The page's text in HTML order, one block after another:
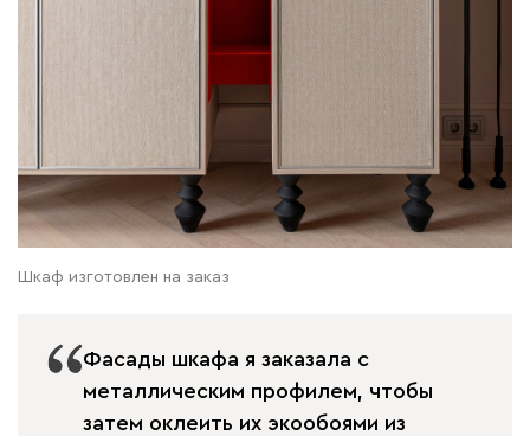
Шкаф изготовлен на заказ
Фасады шкафа я заказала с
металлическим профилем, чтобы
затем оклеить их экообоями из